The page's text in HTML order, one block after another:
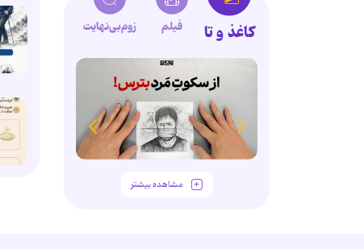
کاغذ و تا فیلم زوم‌بی‌نهایت
مشاهده بیشتر